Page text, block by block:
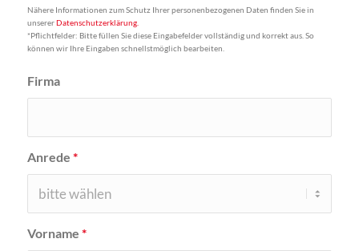
Nähere Informationen zum Schutz Ihrer personenbezogenen Daten finden Sie in
unsererDatenschutzerklärung.
*Pflichtfelder: Bitte füllen Sie diese Eingabefelder vollständig und korrekt aus. So
können wir Ihre Eingaben schnellstmöglich bearbeiten.
Firma
Anrede *
Vorname *